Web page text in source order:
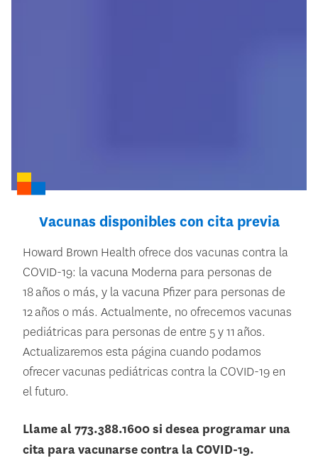
Vacunas disponibles con cita previa
Howard Brown Health ofrece dos vacunas contra la
COVID-19: la vacuna Moderna para personas de
18 años o más, y la vacuna Pfizer para personas de
12 años o más. Actualmente, no ofrecemos vacunas
pediátricas para personas de entre 5 y 11 años.
Actualizaremos esta página cuando podamos
ofrecer vacunas pediátricas contra la COVID-19 en
el futuro.
Llame al 773.388.1600 si desea programar una
cita para vacunarse contra la COVID-19.